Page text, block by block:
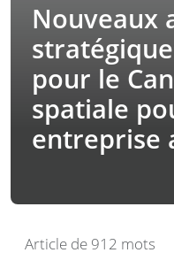
Nouveaux
pour le
spatiale
entreprise
Article de 912 mots